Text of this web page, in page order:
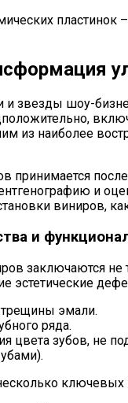
пластинок
звезды шоу-
из наиболее
и
виниров,
и
заключаются
эстетические
эмали.
ряда.
цвета зубов, не
ключевых